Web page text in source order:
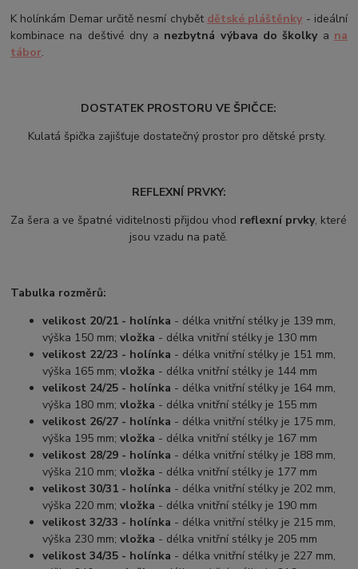
K holínkám Demar určitě nesmí chybět dětské pláštěnky - ideální
kombinace na deštivé dny a nezbytná výbava do školkya na
tábor.
DOSTATEK PROSTORU VE ŠPIČCE:
Kulatá špička zajišťuje dostatečný prostor pro dětské prsty.
REFLEXNÍ PRVKY:
Za šera a ve špatné viditelnosti přijdou vhod reflexní prvky, které
jsou vzadu na patě.
Tabulka rozměrů:
velikost 20/21 - holínka - délka vnitřní stélky je 139 mm,
výška 150 mm;vložka - délka vnitřní stélky je 130 mm
velikost 22/23 - holínka - délka vnitřní stélky je 151 mm,
výška 165 mm;vložka - délka vnitřní stélky je 144 mm
velikost 24/25 - holínka - délka vnitřní stélky je 164 mm,
výška 180 mm;vložka - délka vnitřní stélky je 155 mm
velikost 26/27 - holínka - délka vnitřní stélky je 175 mm,
výška 195 mm;vložka - délka vnitřní stélky je 167 mm
velikost 28/29 - holínka - délka vnitřní stélky je 188 mm,
výška 210 mm;vložka - délka vnitřní stélky je 177 mm
velikost 30/31 - holínka - délka vnitřní stélky je 202 mm,
výška 220 mm;vložka - délka vnitřní stélky je 190 mm
velikost 32/33 - holínka - délka vnitřní stélky je 215 mm,
výška 230 mm;vložka - délka vnitřní stélky je 205 mm
velikost 34/35 - holínka - délka vnitřní stélky je 227 mm,